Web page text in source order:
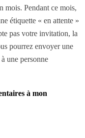
mois. Pendant ce mois,
étiquette « en attente »
pas votre invitation, la
pourrez envoyer une
une personne
à mon